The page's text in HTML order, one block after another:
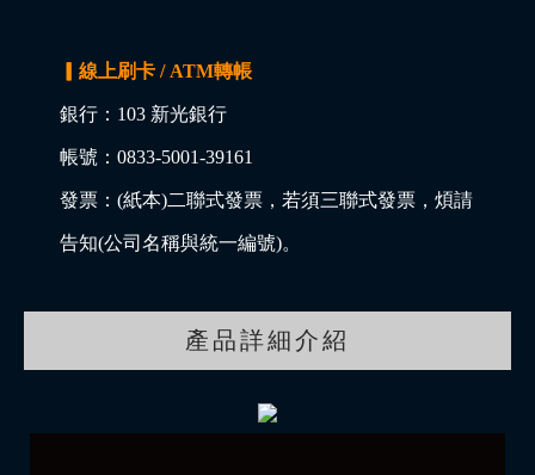
▎線上刷卡 / ATM轉帳
銀行：103 新光銀行
帳號：0833-5001-39161
發票：(紙本)二聯式發票，若須三聯式發票，煩請
告知(公司名稱與統一編號)。
產品詳細介紹